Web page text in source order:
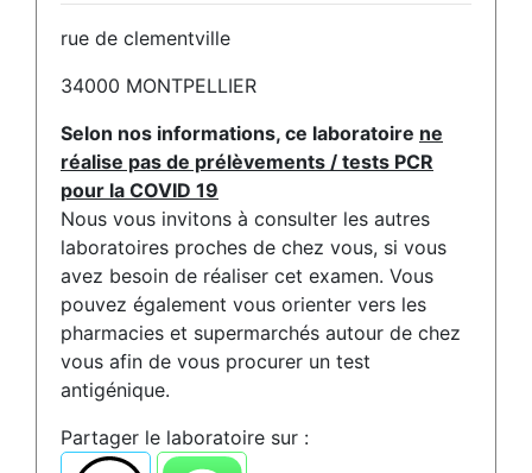
rue de clementville
34000 MONTPELLIER
Selon nos informations, ce laboratoire ne
réalise pas de prélèvements / tests PCR
pour la COVID 19
Nous vous invitons à consulter les autres
laboratoires proches de chez vous, si vous
avez besoin de réaliser cet examen. Vous
pouvez également vous orienter vers les
pharmacies et supermarchés autour de chez
vous afin de vous procurer un test
antigénique.
Partager le laboratoire sur :